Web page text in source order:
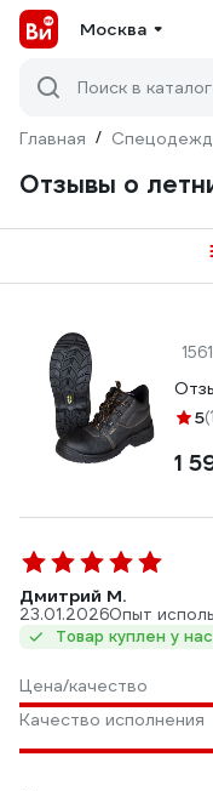
Москва
Поиск в
Главная /
Отзывы о
5
1
Дмитрий М.
23.01.2026Опыт
Товар куплен у нас
Цена/качество
Качество исполнения